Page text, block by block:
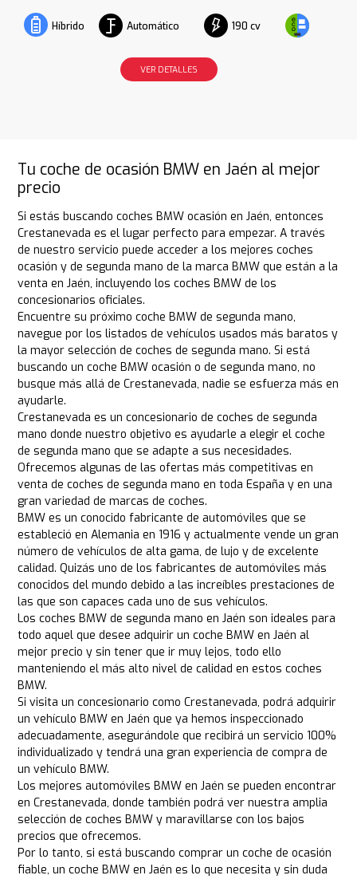
Híbrido Automático 190 cv
VER DETALLES
Tu coche de ocasión BMW en Jaén al mejor
precio
Si estás buscando coches BMW ocasión en Jaén, entonces
Crestanevada es el lugar perfecto para empezar. A través
de nuestro servicio puede acceder a los mejores coches
ocasión y de segunda mano de la marca BMW que están a la
venta en Jaén, incluyendo los coches BMW de los
concesionarios oficiales.
Encuentre su próximo coche BMW de segunda mano,
navegue por los listados de vehículos usados más baratos y
la mayor selección de coches de segunda mano. Si está
buscando un coche BMW ocasión o de segunda mano, no
busque más allá de Crestanevada, nadie se esfuerza más en
ayudarle.
Crestanevada es un concesionario de coches de segunda
mano donde nuestro objetivo es ayudarle a elegir el coche
de segunda mano que se adapte a sus necesidades.
Ofrecemos algunas de las ofertas más competitivas en
venta de coches de segunda mano en toda España y en una
gran variedad de marcas de coches.
BMW es un conocido fabricante de automóviles que se
estableció en Alemania en 1916 y actualmente vende un gran
número de vehículos de alta gama, de lujo y de excelente
calidad. Quizás uno de los fabricantes de automóviles más
conocidos del mundo debido a las increíbles prestaciones de
las que son capaces cada uno de sus vehículos.
Los coches BMW de segunda mano en Jaén son ideales para
todo aquel que desee adquirir un coche BMW en Jaén al
mejor precio y sin tener que ir muy lejos, todo ello
manteniendo el más alto nivel de calidad en estos coches
BMW.
Si visita un concesionario como Crestanevada, podrá adquirir
un vehículo BMW en Jaén que ya hemos inspeccionado
adecuadamente, asegurándole que recibirá un servicio 100%
individualizado y tendrá una gran experiencia de compra de
un vehículo BMW.
Los mejores automóviles BMW en Jaén se pueden encontrar
en Crestanevada, donde también podrá ver nuestra amplia
selección de coches BMW y maravillarse con los bajos
precios que ofrecemos.
Por lo tanto, si está buscando comprar un coche de ocasión
fiable, un coche BMW en Jaén es lo que necesita y sin duda